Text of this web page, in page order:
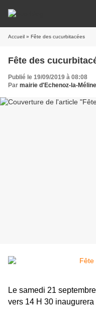
Accueil » Fête des cucurbitacées
Fête des
Publié le 19/09/2019 à 08:08
Par mairie d'Echenoz-la-Méline
Le samedi 21
vers 14 H 30